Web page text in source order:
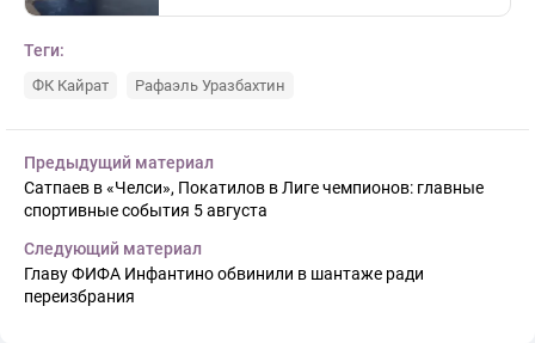
Теги:
ФК Кайрат Рафаэль Уразбахтин
Предыдущий материал
Сатпаев в «Челси», Покатилов в Лиге чемпионов: главные
спортивные события 5 августа
Следующий материал
Главу ФИФА Инфантино обвинили в шантаже ради
переизбрания